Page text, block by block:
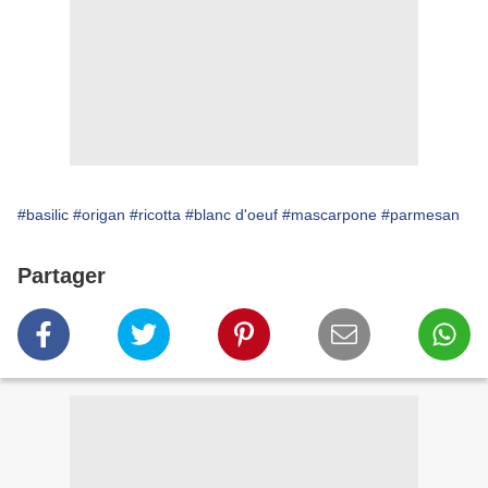
#basilic #origan #ricotta #blanc d'oeuf #mascarpone #parmesan
Partager